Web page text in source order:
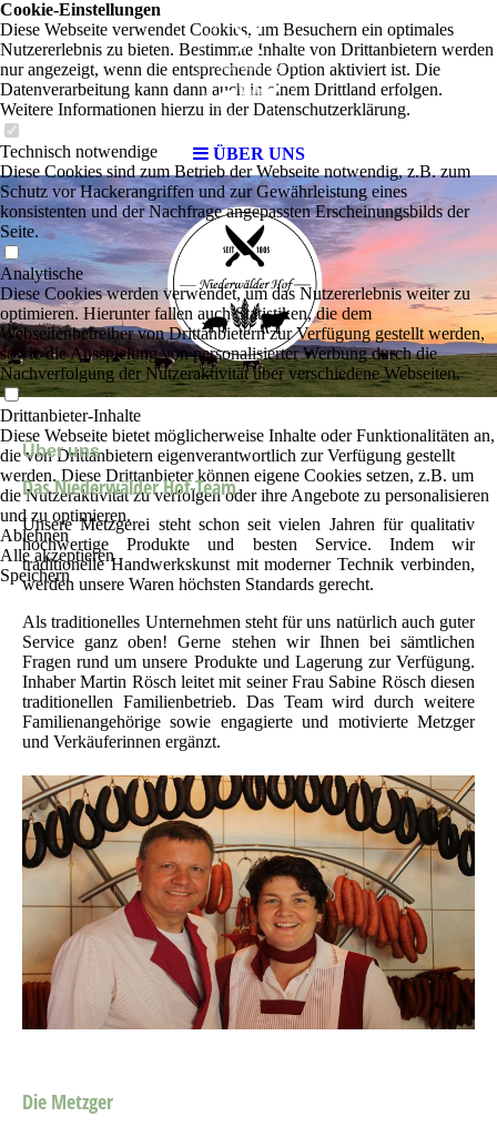
ÜBER UNS
Über uns
Das Niederwälder Hof-Team
Unsere Metzgerei steht schon seit vielen Jahren für qualitativ
hochwertige Produkte und besten Service. Indem wir
traditionelle Handwerkskunst mit moderner Technik verbinden,
werden unsere Waren höchsten Standards gerecht.
Als traditionelles Unternehmen steht für uns natürlich auch guter
Service ganz oben! Gerne stehen wir Ihnen bei sämtlichen
Fragen rund um unsere Produkte und Lagerung zur Verfügung.
Inhaber Martin Rösch leitet mit seiner Frau Sabine Rösch diesen
traditionellen Familienbetrieb. Das Team wird durch weitere
Familienangehörige sowie engagierte und motivierte Metzger
und Verkäuferinnen ergänzt.
Die Metzger
Cookie-Einstellungen
Diese Webseite verwendet Cookies, um Besuchern ein optimales
Nutzererlebnis zu bieten. Bestimmte Inhalte von Drittanbietern werden
nur angezeigt, wenn die entsprechende Option aktiviert ist. Die
Datenverarbeitung kann dann auch in einem Drittland erfolgen.
Weitere Informationen hierzu in der Datenschutzerklärung.
Technisch notwendige
Diese Cookies sind zum Betrieb der Webseite notwendig, z.B. zum
Schutz vor Hackerangriffen und zur Gewährleistung eines
konsistenten und der Nachfrage angepassten Erscheinungsbilds der
Seite.
Analytische
Diese Cookies werden verwendet, um das Nutzererlebnis weiter zu
optimieren. Hierunter fallen auch Statistiken, die dem
Webseitenbetreiber von Drittanbietern zur Verfügung gestellt werden,
sowie die Ausspielung von personalisierter Werbung durch die
Nachverfolgung der Nutzeraktivität über verschiedene Webseiten.
Drittanbieter-Inhalte
Diese Webseite bietet möglicherweise Inhalte oder Funktionalitäten an,
die von Drittanbietern eigenverantwortlich zur Verfügung gestellt
werden. Diese Drittanbieter können eigene Cookies setzen, z.B. um
die Nutzeraktivität zu verfolgen oder ihre Angebote zu personalisieren
und zu optimieren.
Ablehnen
Alle akzeptieren
Speichern